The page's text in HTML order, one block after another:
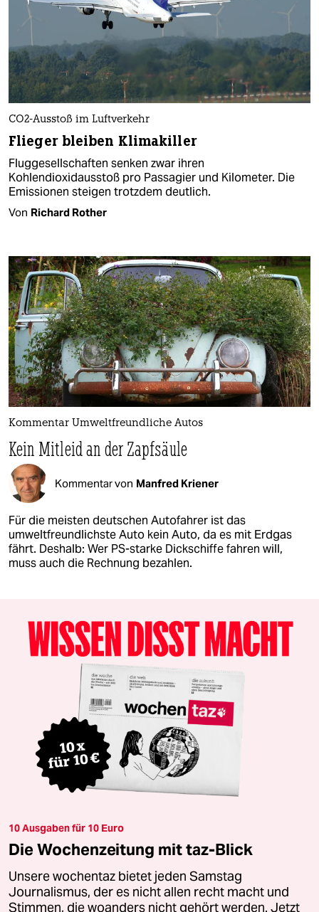
CO2-Ausstoß im Luftverkehr
Flieger bleiben Klimakiller
Fluggesellschaften senken zwar ihren
Kohlendioxidausstoß pro Passagier und Kilometer. Die
Emissionen steigen trotzdem deutlich.
Von Richard Rother
Kommentar Umweltfreundliche Autos
Kein Mitleid an der Zapfsäule
Kommentar von Manfred Kriener
Für die meisten deutschen Autofahrer ist das
umweltfreundlichste Auto kein Auto, da es mit Erdgas
fährt. Deshalb: Wer PS-starke Dickschiffe fahren will,
muss auch die Rechnung bezahlen.
10 Ausgaben für 10 Euro
Die Wochenzeitung mit taz-Blick
Unsere wochentaz bietet jeden Samstag
Journalismus, der es nicht allen recht macht und
Stimmen, die woanders nicht gehört werden. Jetzt